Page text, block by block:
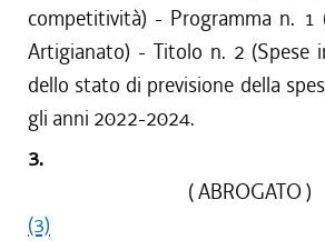
competitività) - Programma n. 1
Artigianato) - Titolo n. 2 (Spese
dello stato di previsione della
gli anni 2022-2024.
3.
( ABROGATO )
(3)